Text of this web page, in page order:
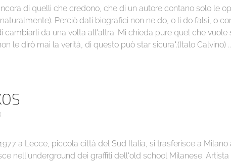
di quelli che credono, che di un autore contano solo le
Perciò dati biografici non ne do, o li do falsi, o
cambiarli da una volta all'altra. Mi chieda pure quel che vuole
le dirò mai la verità, di questo può star sicura".(Italo Calvino)
a Lecce, piccola città del Sud Italia, si trasferisce a Milano
nell'underground dei graffiti dell'old school Milanese.